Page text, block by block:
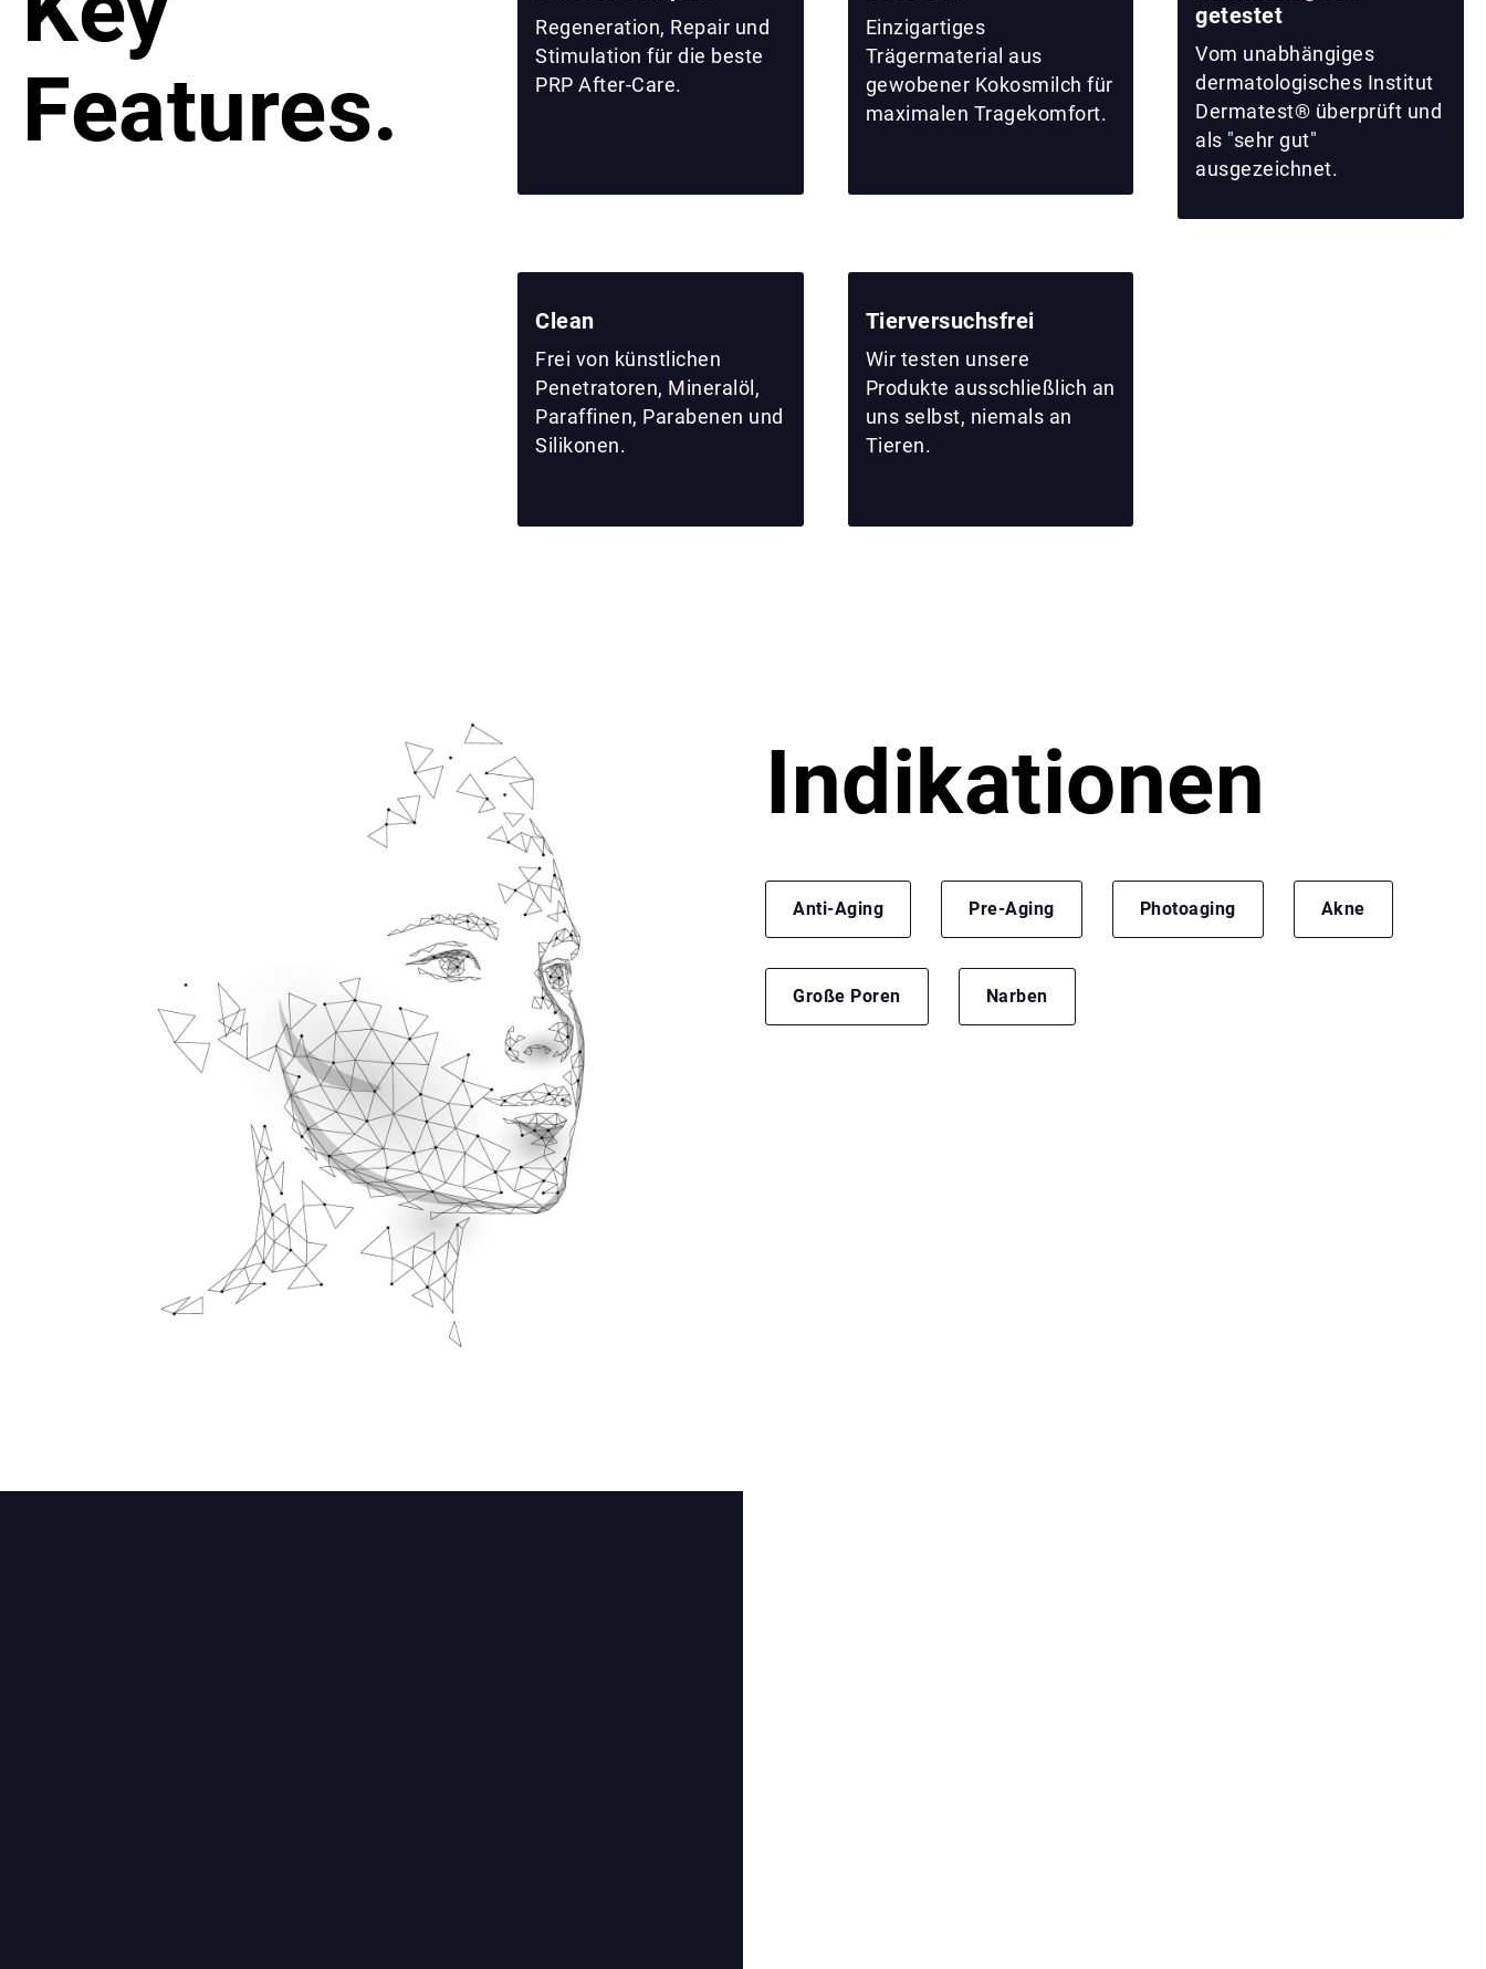
Features.
Regeneration, Repair und
Stimulation für die beste
PRP After-Care.
Einzigartiges
Trägermaterial aus
gewobener Kokosmilch für
maximalen Tragekomfort.
getestet
Vom unabhängiges
dermatologisches Institut
Dermatest® überprüft und
als "sehr gut"
ausgezeichnet.
Clean
Frei von künstlichen
Penetratoren, Mineralöl,
Paraffinen, Parabenen und
Silikonen.
Tierversuchsfrei
Wir testen unsere
Produkte ausschließlich an
uns selbst, niemals an
Tieren.
Indikationen
Anti-Aging Pre-Aging Photoaging Akne
Große Poren Narben